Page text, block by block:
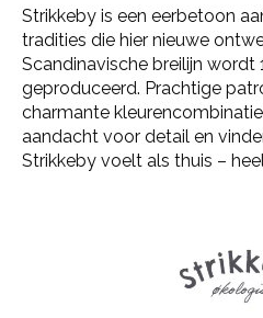
Strikkeby is een eerbetoon
tradities die hier nieuwe
Scandinavische breilijn wordt
geproduceerd. Prachtige
charmante
aandacht voor detail en
Strikkeby voelt als thuis –